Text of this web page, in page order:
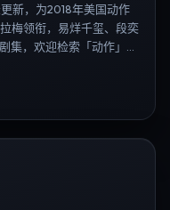
新，为2018年美国动作
梅领衔，易烊千玺、段奕
集，欢迎检索「动作」
、日剧高清等长尾词。